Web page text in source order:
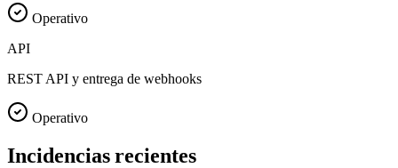
Operativo
API
REST API y entrega de webhooks
Operativo
Incidencias recientes